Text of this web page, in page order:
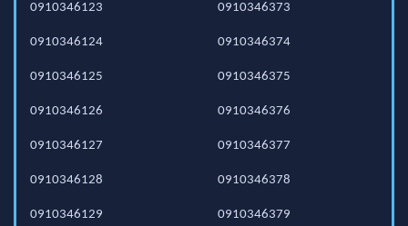
0910346123
0910346124
0910346125
0910346126
0910346127
0910346128
0910346129
0910346373
0910346374
0910346375
0910346376
0910346377
0910346378
0910346379